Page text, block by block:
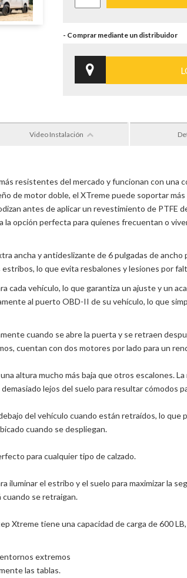
Video Instalación
resistentes del mercado y funcionan con una
de motor doble, el XTreme puede soportar
antes de aplicar un revestimiento de PTFE
opción perfecta para quienes frecuentan o
ancha y antideslizante de 6 pulgadas de ancho
lo que evita resbalones y lesiones por
vehículo, lo que garantiza un ajuste y un
al puerto OBD-II de su vehículo, lo que
cuando se abre la puerta y se retraen
cuentan con dos motores por lado para un
altura mucho más baja que otros escalones.
lejos del suelo para resultar cómodos
del vehículo cuando están retraídos, lo que
cuando se despliegan.
para cualquier tipo de calzado.
iluminar el estribo y el suelo para maximizar la
cuando se retraigan.
Xtreme tiene una capacidad de carga de 600
extremos
las tablas.